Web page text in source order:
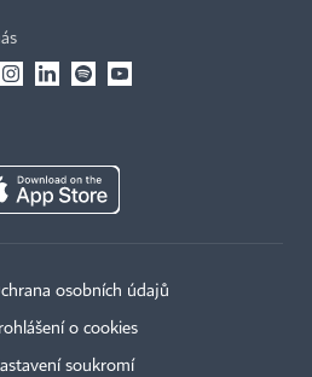
osobních údajů
o cookies
soukromí